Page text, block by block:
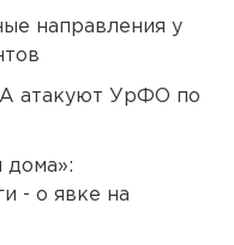
направления у
атакуют УрФО по
дома»:
- о явке на